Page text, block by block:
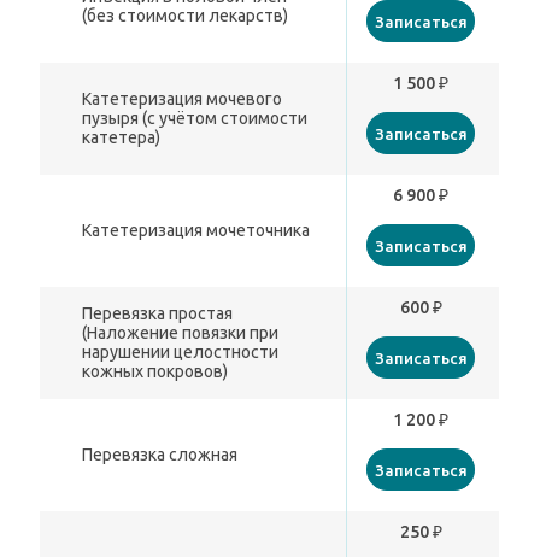
(без стоимости лекарств)
Записаться
Катетеризация мочевого
пузыря (с учётом стоимости
катетера)
1 500 ₽
Записаться
Катетеризация мочеточника
6 900 ₽
Записаться
Перевязка простая
(Наложение повязки при
нарушении целостности
кожных покровов)
600 ₽
Записаться
Перевязка сложная
1 200 ₽
Записаться
250 ₽